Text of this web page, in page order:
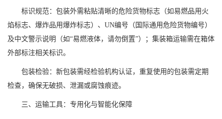
标识规范：包装外需粘贴清晰的危险货物标志（如易燃品用火
焰标志、爆炸品用爆炸标志）、UN编号（国际通用危险货物编号）
及中文警示说明（如“易燃液体，请勿倒置”）；集装箱运输需在箱体
外部标注相关标识。
包装检验：新包装需经检验机构认证，重复使用的包装需定期
检查，确保无破损、泄漏或腐蚀痕迹。
三、运输工具：专用化与智能化保障